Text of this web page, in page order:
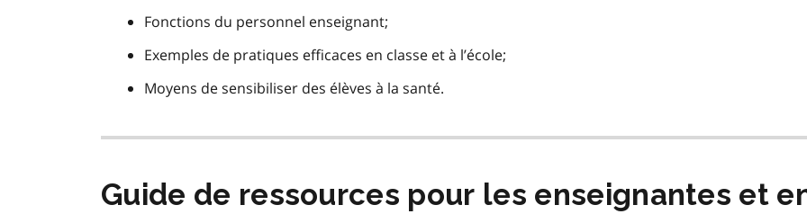
Fonctions du personnel enseignant;
Exemples de pratiques efficaces en classe et à l’école;
Moyens de sensibiliser des élèves à la santé.
Guide de ressources pour les enseignantes et